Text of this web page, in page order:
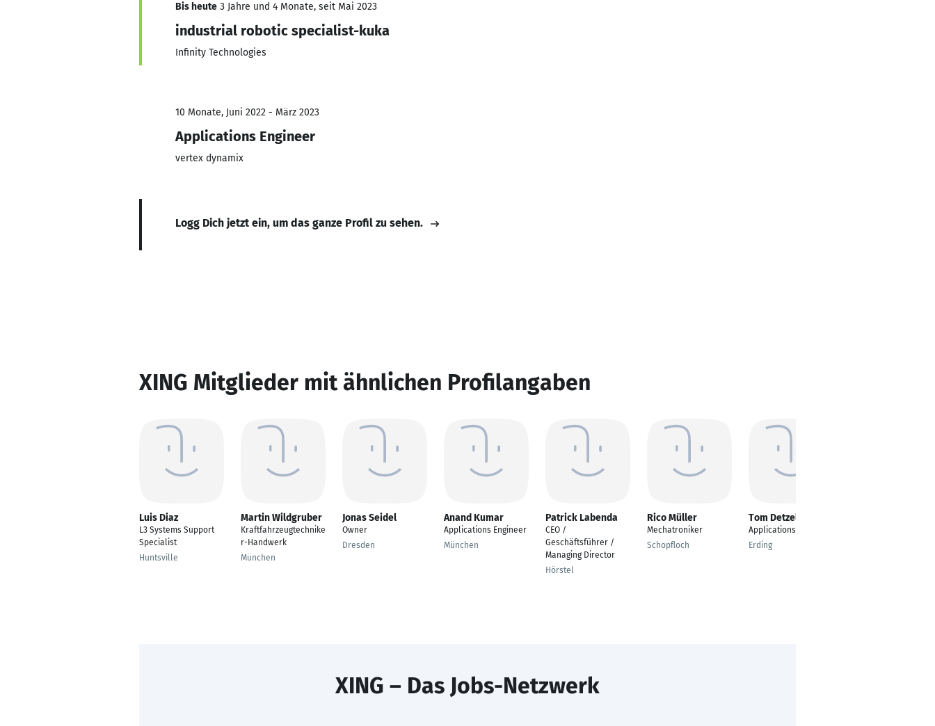
Bis heute 3 Jahre und 4 Monate, seit Mai 2023
industrial robotic specialist-kuka
Infinity Technologies
10 Monate, Juni 2022 - März 2023
Applications Engineer
vertex dynamix
Logg Dich jetzt ein, um das ganze Profil zu sehen.
XING Mitglieder mit ähnlichen Profilangaben
Luis Diaz
L3 Systems Support
Specialist
Huntsville
Martin Wildgruber
Kraftfahrzeugtechnike
r-Handwerk
München
Jonas Seidel
Owner
Dresden
Anand Kumar
Applications Engineer
München
Patrick Labenda
CEO /
Geschäftsführer /
Managing Director
Hörstel
Rico Müller
Mechatroniker
Schopfloch
Tom Detzel
Applications Engineer
Erding
XING – Das Jobs-Netzwerk